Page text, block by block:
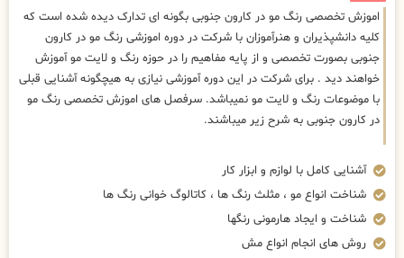
اموزش تخصصی رنگ مو در کارون جنوبی بگونه ای تدارک دیده شده است که
کلیه دانشپذیران و هنرآموزان با شرکت در دوره اموزشی رنگ مو در کارون
جنوبی بصورت تخصصی و از پایه مفاهیم را در حوزه رنگ و لایت مو آموزش
خواهند دید . برای شرکت در این دوره آموزشی نیازی به هیچگونه آشنایی قبلی
با موضوعات رنگ و لایت مو نمیباشد. سرفصل های اموزش تخصصی رنگ مو
در کارون جنوبی به شرح زیر میباشند.
آشنایی کامل با لوازم و ابزار کار
شناخت انواع مو ، مثلث رنگ ها ، کاتالوگ خوانی رنگ ها
شناخت و ایجاد هارمونی رنگها
روش های انجام انواع مش